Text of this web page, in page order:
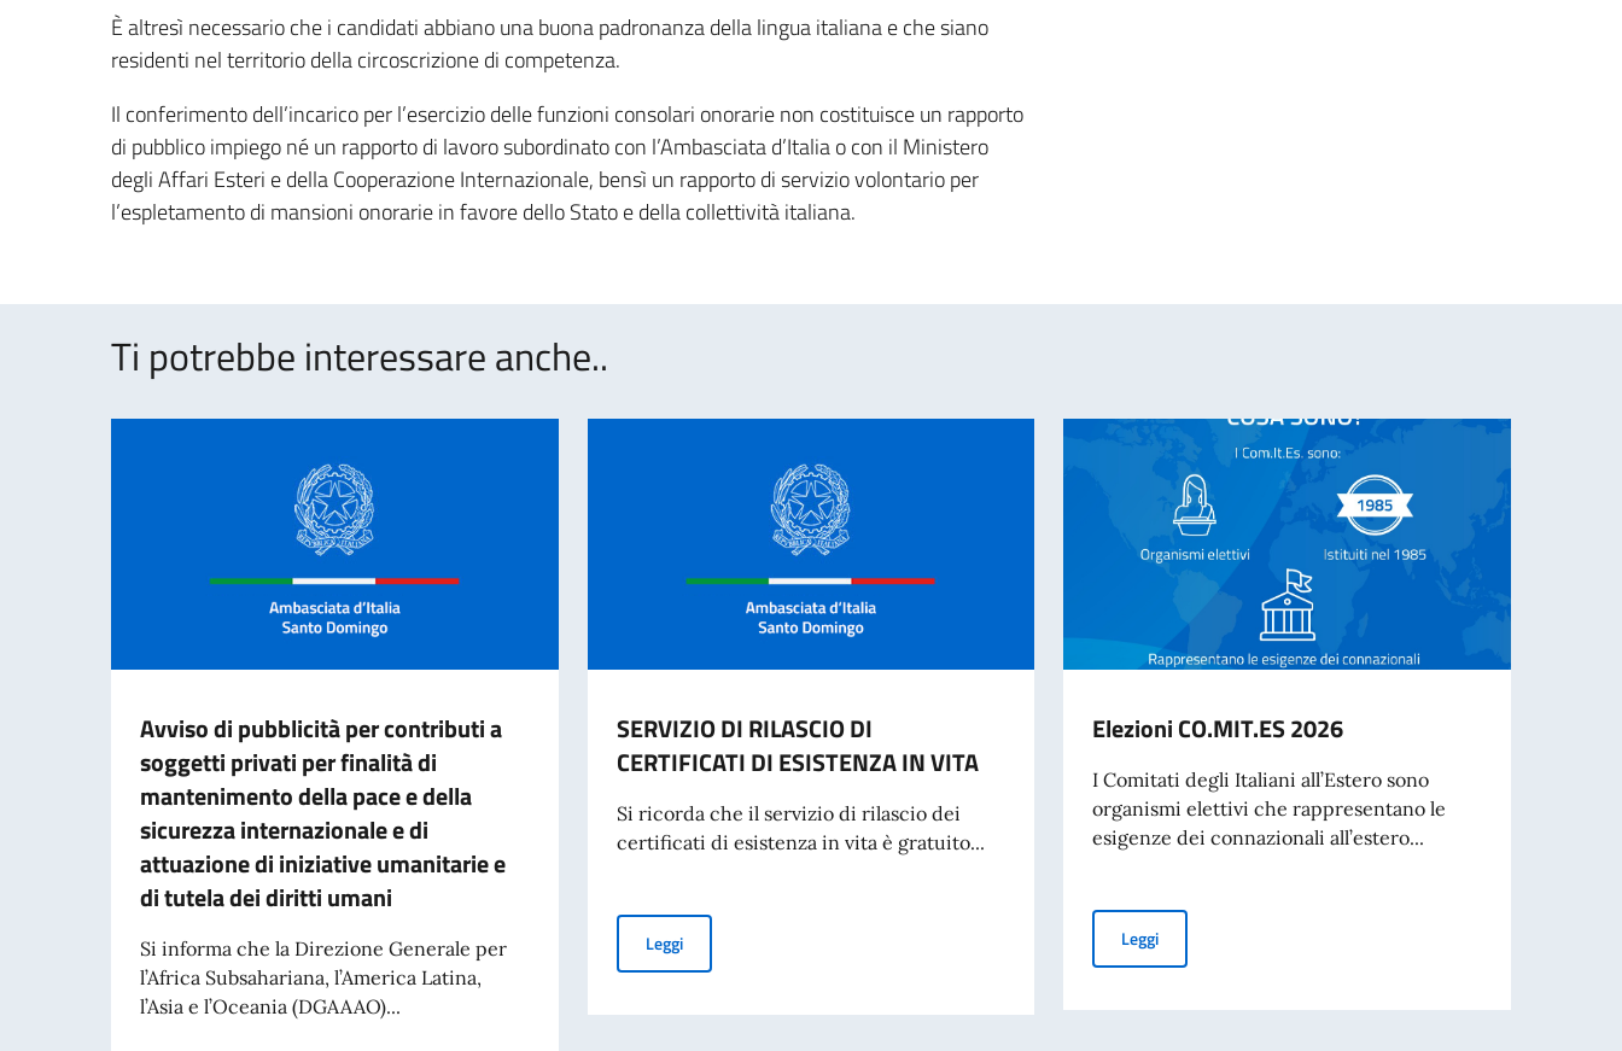
È altresì necessario che i candidati abbiano una buona padronanza della lingua italiana e che siano
residenti nel territorio della circoscrizione di competenza.
Il conferimento dell’incarico per l’esercizio delle funzioni consolari onorarie non costituisce un rapporto
di pubblico impiego né un rapporto di lavoro subordinato con l’Ambasciata d’Italia o con il Ministero
degli Affari Esteri e della Cooperazione Internazionale, bensì un rapporto di servizio volontario per
l’espletamento di mansioni onorarie in favore dello Stato e della collettività italiana.
Ti potrebbe interessare anche..
Avviso di pubblicità per contributi a
soggetti privati per finalità di
mantenimento della pace e della
sicurezza internazionale e di
attuazione di iniziative umanitarie e
di tutela dei diritti umani
Si informa che la Direzione Generale per
l’Africa Subsahariana, l’America Latina,
l’Asia e l’Oceania (DGAAAO)...
SERVIZIO DI RILASCIO DI
CERTIFICATI DI ESISTENZA IN VITA
Si ricorda che il servizio di rilascio dei
certificati di esistenza in vita è gratuito...
LeggiSERVIZIO DI RILASCIO DI CERTIFICATI DI ESISTENZA IN VITA
Elezioni CO.MIT.ES 2026
I Comitati degli Italiani all’Estero sono
organismi elettivi che rappresentano le
esigenze dei connazionali all’estero...
LeggiElezioni CO.MIT.ES 2026